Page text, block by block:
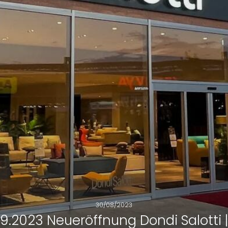
30/08/2023
Neueröffnung Dondi Salotti